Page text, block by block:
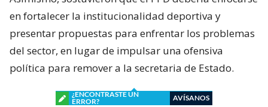
en fortalecer la institucionalidad deportiva y
presentar propuestas para enfrentar los problemas
del sector, en lugar de impulsar una ofensiva
política para remover a la secretaria de Estado.
¿ENCONTRASTE UN
ERROR?
AVÍSANOS